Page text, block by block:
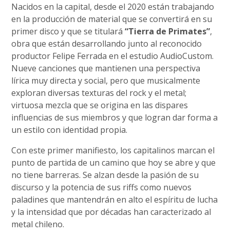
Nacidos en la capital, desde el 2020 están trabajando
en la producción de material que se convertirá en su
primer disco y que se titulará“Tierra de Primates”,
obra que están desarrollando junto al reconocido
productor Felipe Ferrada en el estudio AudioCustom.
Nueve canciones que mantienen una perspectiva
lírica muy directa y social, pero que musicalmente
exploran diversas texturas del rock y el metal;
virtuosa mezcla que se origina en las dispares
influencias de sus miembros y que logran dar forma a
un estilo con identidad propia.
Con este primer manifiesto, los capitalinos marcan el
punto de partida de un camino que hoy se abre y que
no tiene barreras. Se alzan desde la pasión de su
discurso y la potencia de sus riffs como nuevos
paladines que mantendrán en alto el espíritu de lucha
y la intensidad que por décadas han caracterizado al
metal chileno.